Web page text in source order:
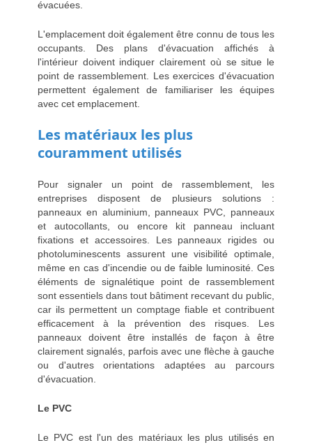
évacuées.
L'emplacement doit également être connu de tous les
occupants. Des plans d'évacuation affichés à
l'intérieur doivent indiquer clairement où se situe le
point de rassemblement. Les exercices d'évacuation
permettent également de familiariser les équipes
avec cet emplacement.
Les matériaux les plus
couramment utilisés
Pour signaler un point de rassemblement, les
entreprises disposent de plusieurs solutions :
panneaux en aluminium, panneaux PVC, panneaux
et autocollants, ou encore kit panneau incluant
fixations et accessoires. Les panneaux rigides ou
photoluminescents assurent une visibilité optimale,
même en cas d'incendie ou de faible luminosité. Ces
éléments de signalétique point de rassemblement
sont essentiels dans tout bâtiment recevant du public,
car ils permettent un comptage fiable et contribuent
efficacement à la prévention des risques. Les
panneaux doivent être installés de façon à être
clairement signalés, parfois avec une flèche à gauche
ou d'autres orientations adaptées au parcours
d'évacuation.
Le PVC
Le PVC est l'un des matériaux les plus utilisés en